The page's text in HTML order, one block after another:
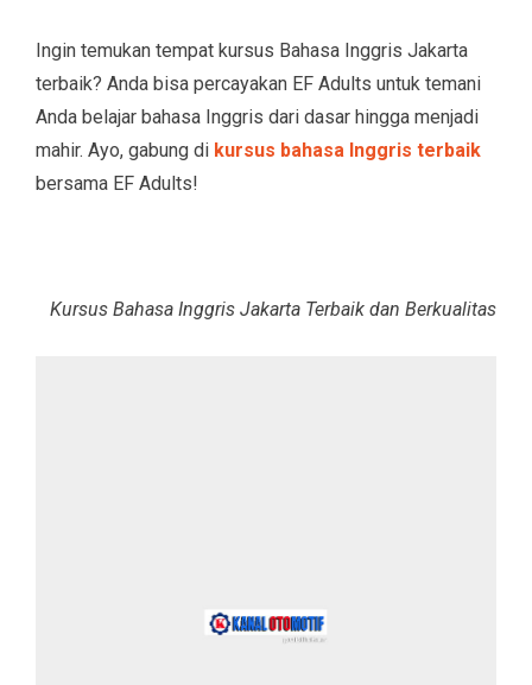
Ingin temukan tempat kursus Bahasa Inggris Jakarta
terbaik? Anda bisa percayakan EF Adults untuk temani
Anda belajar bahasa Inggris dari dasar hingga menjadi
mahir. Ayo, gabung di kursus bahasa Inggris terbaik
bersama EF Adults!
Kursus Bahasa Inggris Jakarta Terbaik dan Berkualitas